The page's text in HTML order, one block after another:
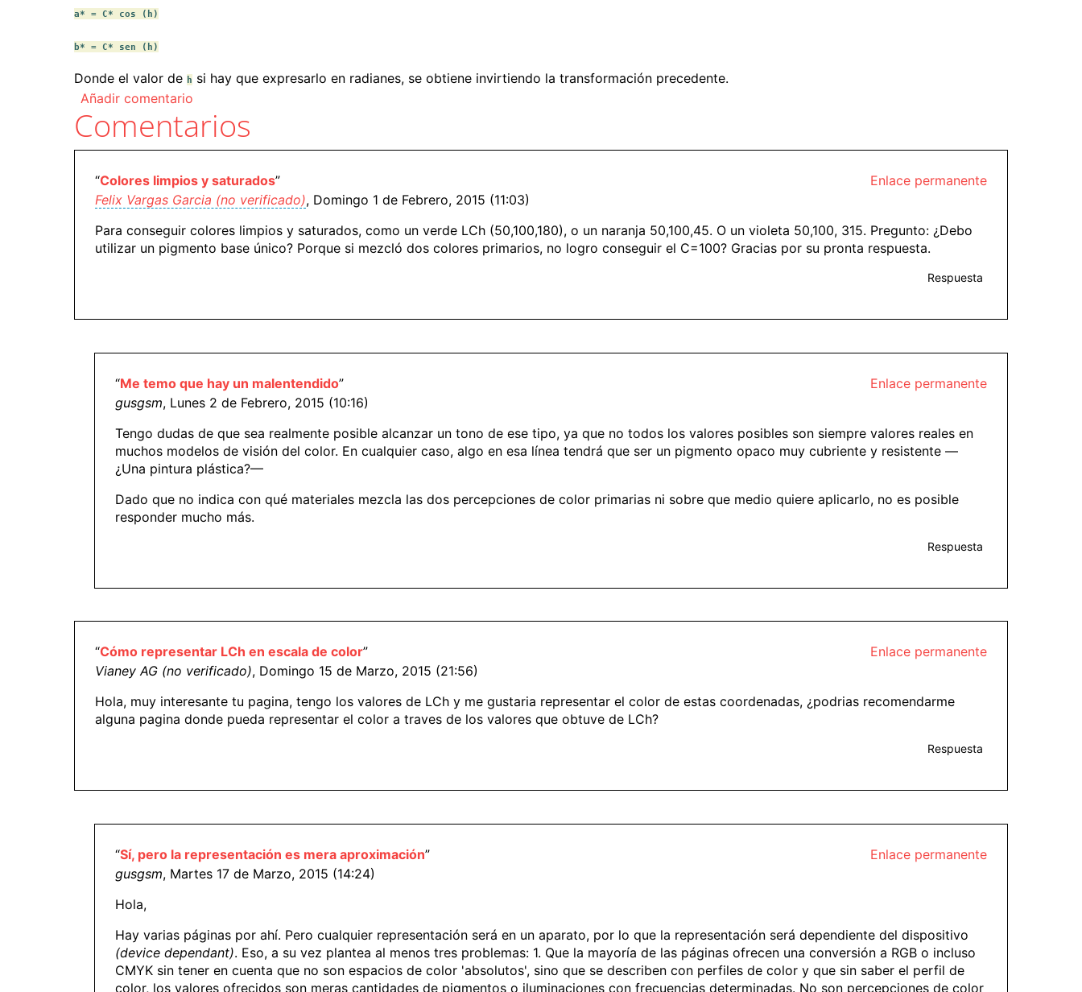
a* = C* cos (h)
b* = C* sen (h)
Donde el valor de h si hay que expresarlo en radianes, se obtiene invirtiendo la transformación precedente.
Añadir comentario
Comentarios
Enlace permanente
“Colores limpios y saturados”
Felix Vargas Garcia (no verificado), Domingo 1 de Febrero, 2015 (11:03)
Para conseguir colores limpios y saturados, como un verde LCh (50,100,180), o un naranja 50,100,45. O un violeta 50,100, 315. Pregunto: ¿Debo
utilizar un pigmento base único? Porque si mezcló dos colores primarios, no logro conseguir el C=100? Gracias por su pronta respuesta.
Respuesta
Enlace permanente
“Me temo que hay un malentendido”
gusgsm, Lunes 2 de Febrero, 2015 (10:16)
Tengo dudas de que sea realmente posible alcanzar un tono de ese tipo, ya que no todos los valores posibles son siempre valores reales en
muchos modelos de visión del color. En cualquier caso, algo en esa línea tendrá que ser un pigmento opaco muy cubriente y resistente —
¿Una pintura plástica?—
Dado que no indica con qué materiales mezcla las dos percepciones de color primarias ni sobre que medio quiere aplicarlo, no es posible
responder mucho más.
Respuesta
Enlace permanente
“Cómo representar LCh en escala de color”
Vianey AG (no verificado), Domingo 15 de Marzo, 2015 (21:56)
Hola, muy interesante tu pagina, tengo los valores de LCh y me gustaria representar el color de estas coordenadas, ¿podrias recomendarme
alguna pagina donde pueda representar el color a traves de los valores que obtuve de LCh?
Respuesta
Enlace permanente
“Sí, pero la representación es mera aproximación”
gusgsm, Martes 17 de Marzo, 2015 (14:24)
Hola,
Hay varias páginas por ahí. Pero cualquier representación será en un aparato, por lo que la representación será dependiente del dispositivo
(device dependant). Eso, a su vez plantea al menos tres problemas: 1. Que la mayoría de las páginas ofrecen una conversión a RGB o incluso
CMYK sin tener en cuenta que no son espacios de color 'absolutos', sino que se describen con perfiles de color y que sin saber el perfil de
color, los valores ofrecidos son meras cantidades de pigmentos o iluminaciones con frecuencias determinadas. No son percepciones de color